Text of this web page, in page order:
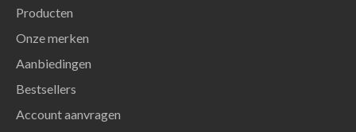
Producten
Onze merken
Aanbiedingen
Bestsellers
Account aanvragen